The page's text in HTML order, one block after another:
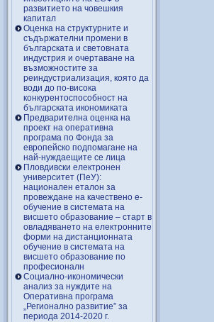
развитието на човешкия
капитал
Оценка на структурните и
съдържателни промени в
българската и световната
индустрия и очертаване на
възможностите за
реиндустриализация, която да
води до по-висока
конкурентоспособност на
българската икономиката
Предварителна оценка на
проект на оперативна
програма по Фонда за
европейско подпомагане на
най-нуждаещите се лица
Пловдивски електронен
университет (ПеУ):
национален еталон за
провеждане на качествено е-
обучение в системата на
висшето образование – старт в
овладяването на електронните
форми на дистанционната
обучение в системата на
висшето образование по
професионалн
Социално-икономически
анализ за нуждите на
Оперативна програма
„Регионално развитие” за
периода 2014-2020 г.